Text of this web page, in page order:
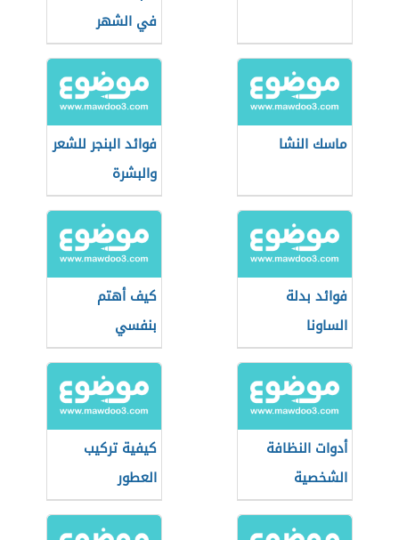
في الشهر
ماسك النشا
فوائد البنجر للشعر
والبشرة
فوائد بدلة
الساونا
كيف أهتم
بنفسي
أدوات النظافة
الشخصية
كيفية تركيب
العطور